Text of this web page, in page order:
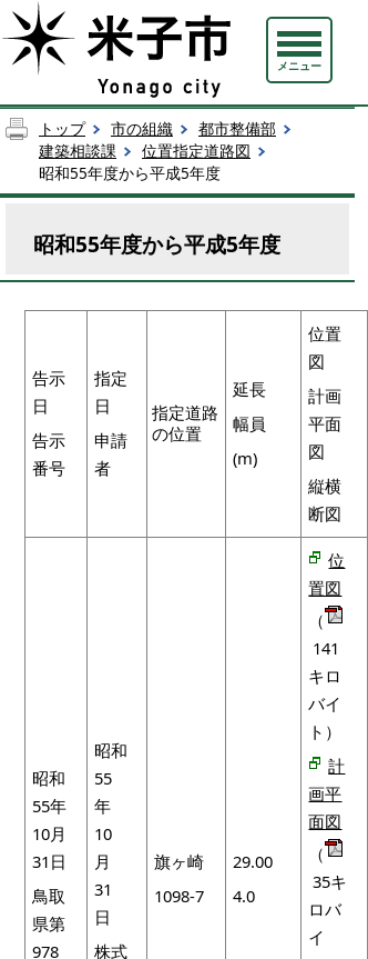
メニュー
トップ 市の組織
都市整備部
建築相談課
位置指定道路図
昭和55年度から平成5年度
昭和55年度から平成5年度
告示
日
告示
番号
指定
日
申請
者
指定道路
の位置
延長
幅員
(m)
位置
図
計画
平面
図
縦横
断図
昭和
55年
10月
31日
鳥取
県第
978
昭和
55
年
10
月
31
日
株式
旗ヶ崎
1098-7
29.00
4.0
位
置図
（
141
キロ
バイ
ト）
計
画平
面図
（
35キ
ロバ
イ